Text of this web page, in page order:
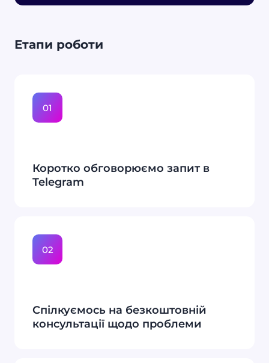
Етапи роботи
01
Коротко обговорюємо запит в
Telegram
02
Спілкуємось на безкоштовній
консультації щодо проблеми